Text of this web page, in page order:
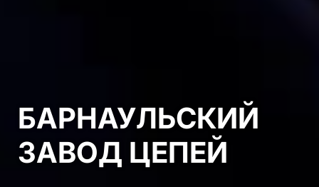
БАРНАУЛЬСКИЙ
ЗАВОД ЦЕПЕЙ